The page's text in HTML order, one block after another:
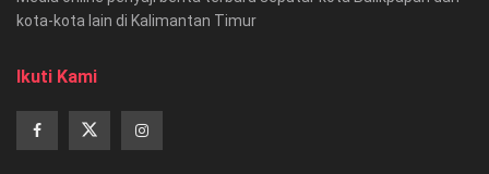
kota-kota lain di Kalimantan Timur
Ikuti Kami